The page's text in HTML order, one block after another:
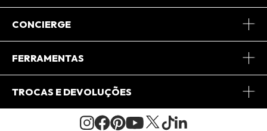
Sobre Nós
Journal
CONCIERGE
Central de Relacionamento
FERRAMENTAS
Minha Conta
Pedido de Presente
TROCAS E DEVOLUÇÕES
Condições Gerais